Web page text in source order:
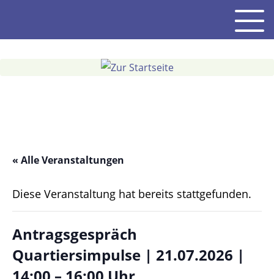
Inhalt
« Alle Veranstaltungen
Diese Veranstaltung hat bereits stattgefunden.
Antragsgespräch
Quartiersimpulse | 21.07.2026 |